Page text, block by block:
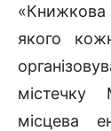
якого
місцева